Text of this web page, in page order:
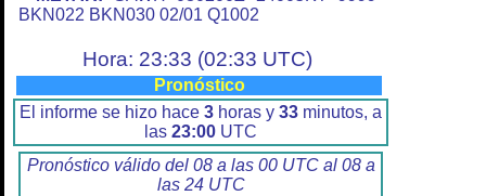
BKN022 BKN030 02/01 Q1002
Hora: 23:33 (02:33 UTC)
Pronóstico
El informe se hizo hace 3 horas y 33 minutos, a
las 23:00 UTC
Pronóstico válido del 08 a las 00 UTC al 08 a
las 24 UTC